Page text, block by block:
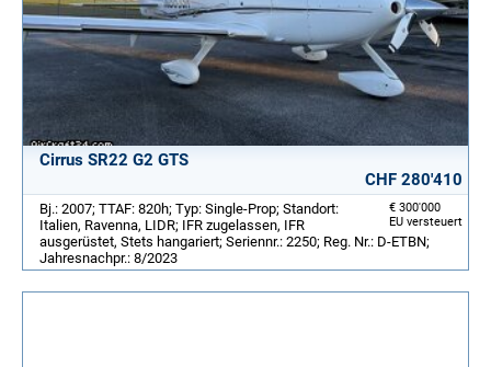
Cirrus SR22 G2 GTS
CHF 280'410
€ 300'000
EU versteuert
Bj.: 2007; TTAF: 820h; Typ: Single-Prop; Standort:
Italien, Ravenna, LIDR; IFR zugelassen, IFR
ausgerüstet, Stets hangariert; Seriennr.: 2250; Reg. Nr.: D-ETBN;
Jahresnachpr.: 8/2023